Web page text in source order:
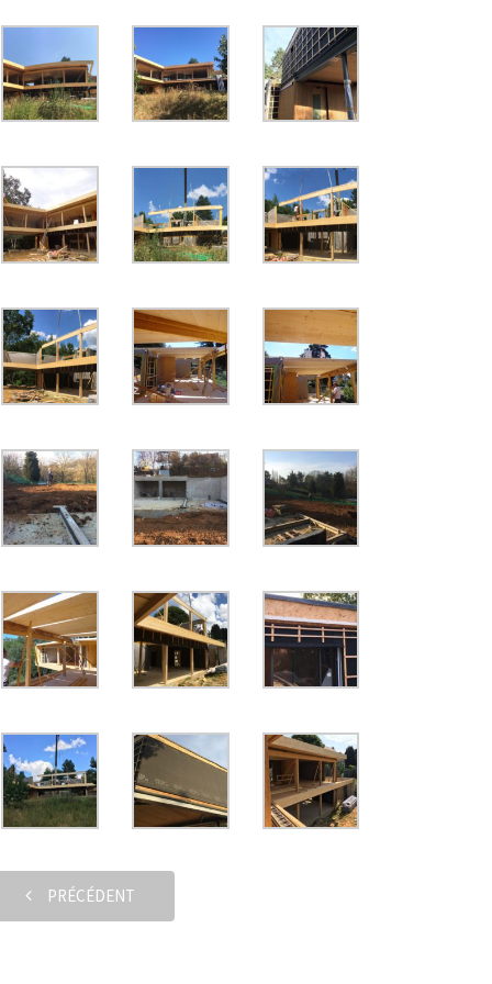
PRÉCÉDENT